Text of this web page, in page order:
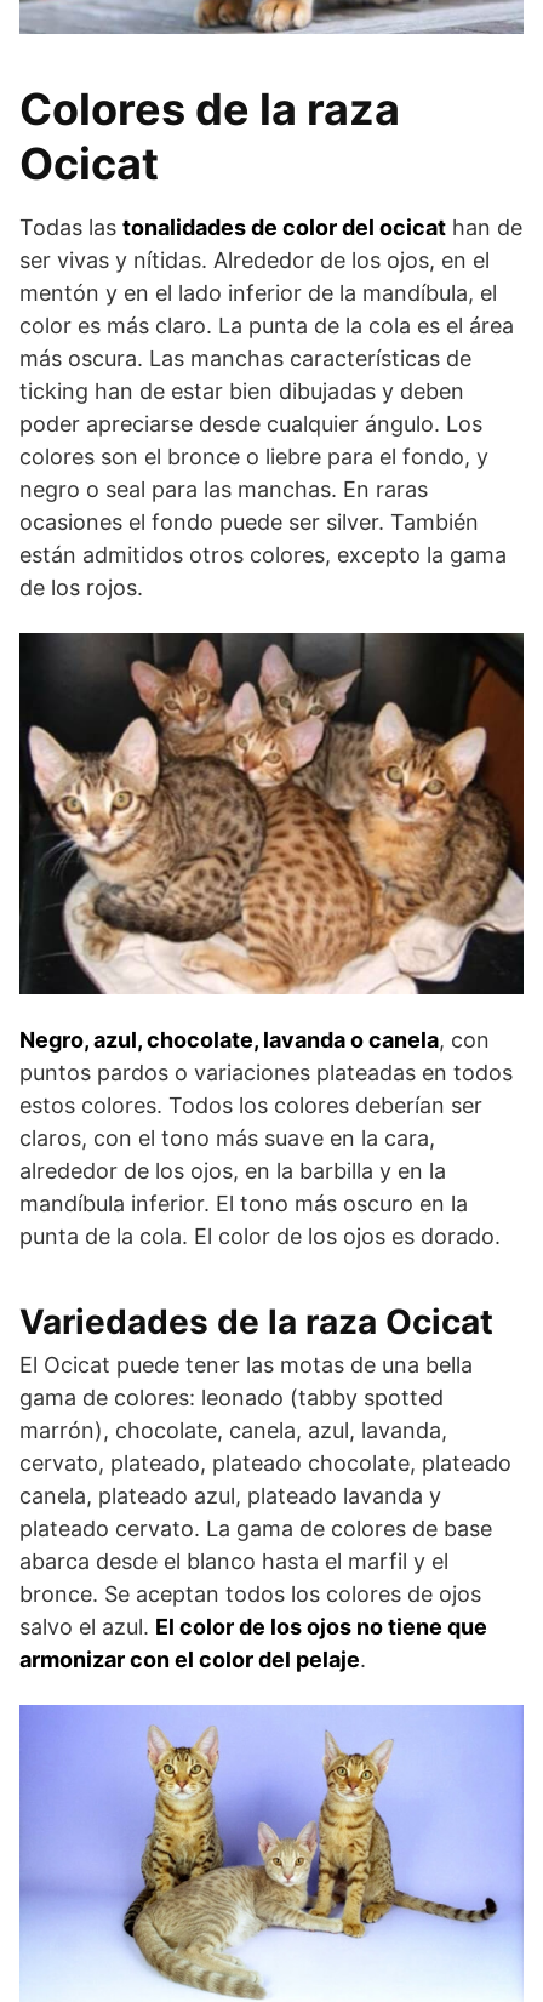
Colores de la raza
Ocicat
Todas las tonalidades de color del ocicat han de
ser vivas y nítidas. Alrededor de los ojos, en el
mentón y en el lado inferior de la mandíbula, el
color es más claro. La punta de la cola es el área
más oscura. Las manchas características de
ticking han de estar bien dibujadas y deben
poder apreciarse desde cualquier ángulo. Los
colores son el bronce o liebre para el fondo, y
negro o seal para las manchas. En raras
ocasiones el fondo puede ser silver. También
están admitidos otros colores, excepto la gama
de los rojos.
Negro, azul, chocolate, lavanda o canela, con
puntos pardos o variaciones plateadas en todos
estos colores. Todos los colores deberían ser
claros, con el tono más suave en la cara,
alrededor de los ojos, en la barbilla y en la
mandíbula inferior. El tono más oscuro en la
punta de la cola. El color de los ojos es dorado.
Variedades de la raza Ocicat
El Ocicat puede tener las motas de una bella
gama de colores: leonado (tabby spotted
marrón), chocolate, canela, azul, lavanda,
cervato, plateado, plateado chocolate, plateado
canela, plateado azul, plateado lavanda y
plateado cervato. La gama de colores de base
abarca desde el blanco hasta el marfil y el
bronce. Se aceptan todos los colores de ojos
salvo el azul. El color de los ojos no tiene que
armonizar con el color del pelaje.